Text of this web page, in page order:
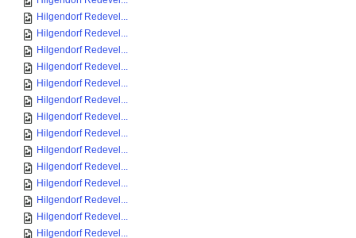
Hilgendorf Redevel...
Hilgendorf Redevel...
Hilgendorf Redevel...
Hilgendorf Redevel...
Hilgendorf Redevel...
Hilgendorf Redevel...
Hilgendorf Redevel...
Hilgendorf Redevel...
Hilgendorf Redevel...
Hilgendorf Redevel...
Hilgendorf Redevel...
Hilgendorf Redevel...
Hilgendorf Redevel...
Hilgendorf Redevel...